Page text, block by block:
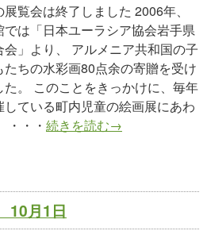
展覧会は終了しました 2006年、
では「日本ユーラシア協会岩手県
会」より、 アルメニア共和国の子
たちの水彩画80点余の寄贈を受け
た。 このことをきっかけに、毎年
している町内児童の絵画展にあわ
・・・ 続きを読む→
10月1日